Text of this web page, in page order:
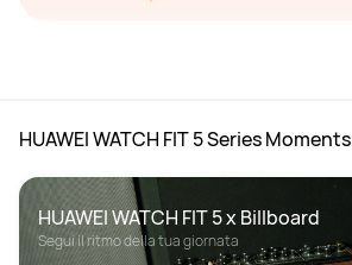
HUAWEI WATCH FIT 5 Series Moments
HUAWEI WATCH FIT 5 x Billboard
Segui il ritmo della tua giornata